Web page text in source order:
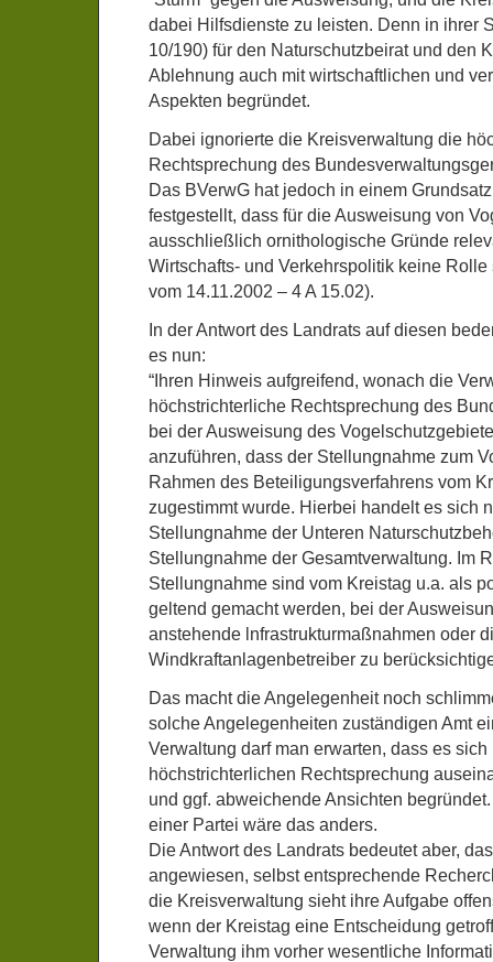
dabei Hilfsdienste zu leisten. Denn in ihrer
10/190) für den Naturschutzbeirat und den
Ablehnung auch mit wirtschaftlichen und
Aspekten begründet.
Dabei ignorierte die Kreisverwaltung die
Rechtsprechung des
Das BVerwG hat jedoch in einem
festgestellt, dass für die Ausweisung von
ausschließlich ornithologische Gründe
Wirtschafts- und Verkehrspolitik keine
vom 14.11.2002 – 4 A 15.02).
In der Antwort des Landrats auf diesen
es nun:
“Ihren Hinweis aufgreifend, wonach die
höchstrichterliche Rechtsprechung des
bei der Ausweisung des
anzuführen, dass der Stellungnahme zum
Rahmen des Beteiligungsverfahrens vom
zugestimmt wurde. Hierbei handelt es sich
Stellungnahme der Unteren
Stellungnahme der Gesamtverwaltung. Im
Stellungnahme sind vom Kreistag u.a. als
geltend gemacht werden, bei der
anstehende lnfrastrukturmaßnahmen oder
Windkraftanlagenbetreiber zu
Das macht die Angelegenheit noch
solche Angelegenheiten zuständigen Amt
Verwaltung darf man erwarten, dass es
höchstrichterlichen Rechtsprechung
und ggf. abweichende Ansichten
einer Partei wäre das anders.
Die Antwort des Landrats bedeutet aber,
angewiesen, selbst entsprechende
die Kreisverwaltung sieht ihre Aufgabe
wenn der Kreistag eine Entscheidung
Verwaltung ihm vorher wesentliche